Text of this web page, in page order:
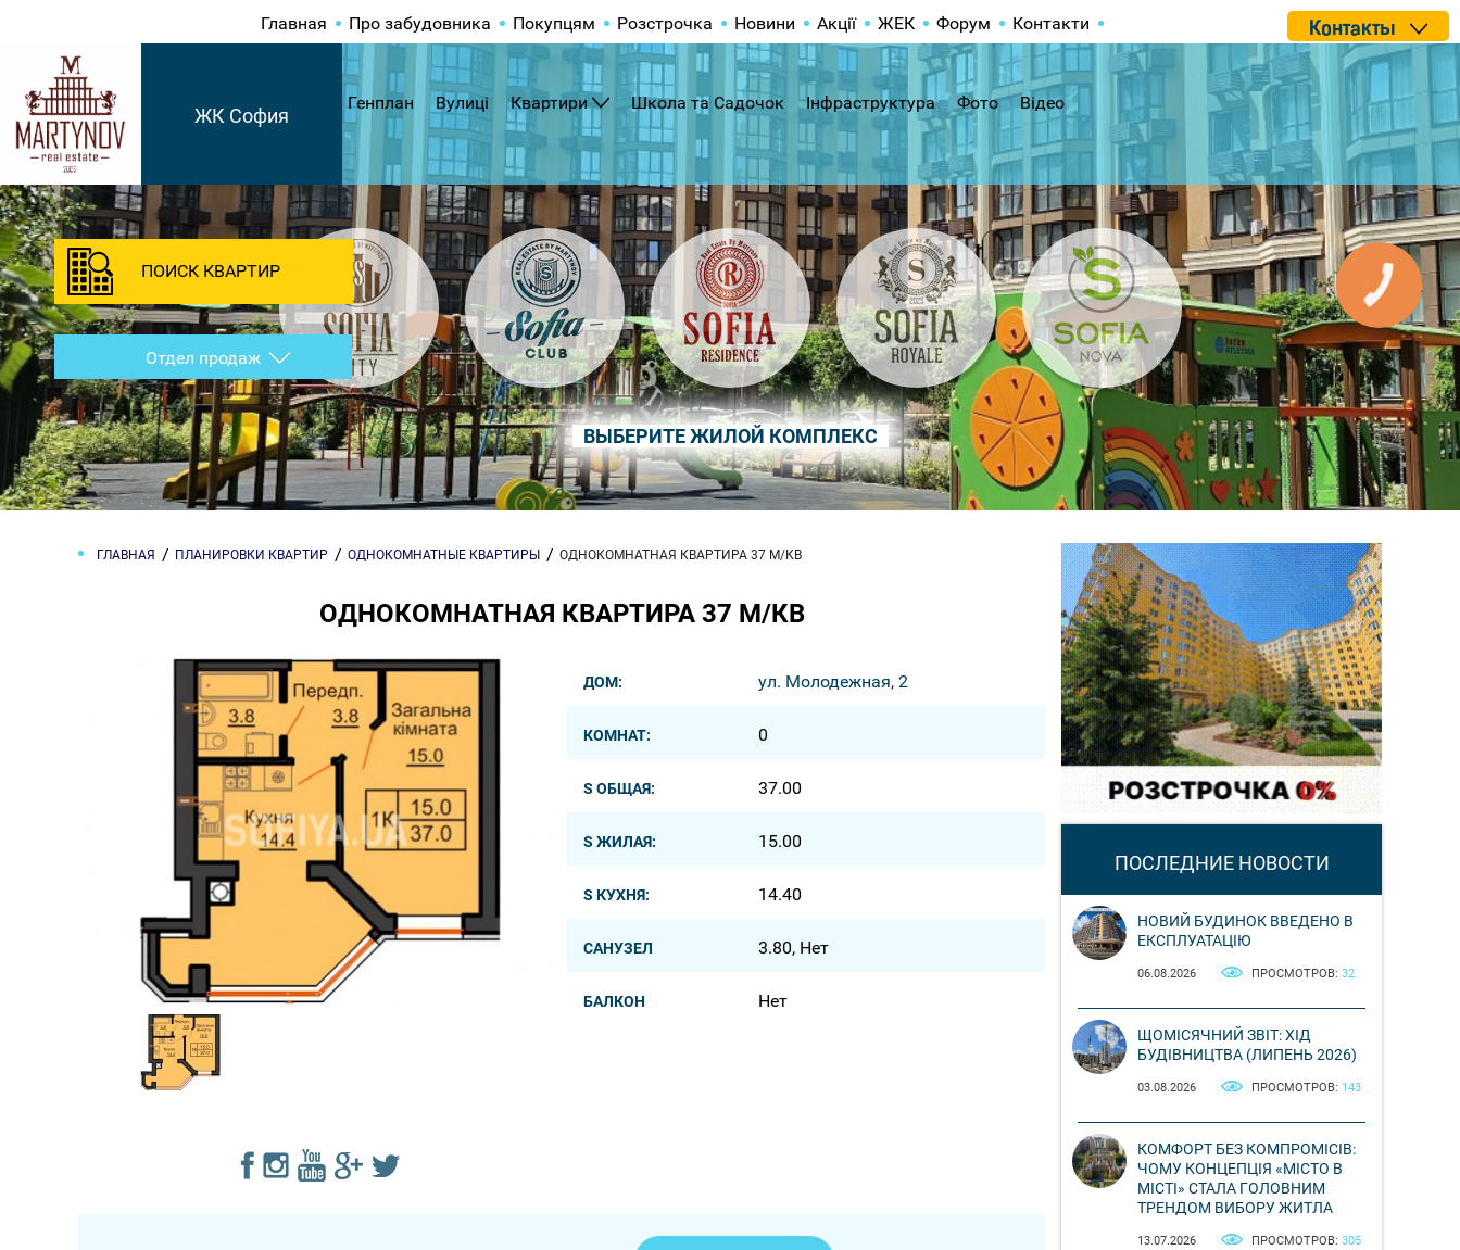
ВЫБЕРИТЕ ЖИЛОЙ КОМПЛЕКС
Главная Про забудовника Покупцям Розстрочка Новини Акції ЖЕК Форум Контакти Контакты
ЖК София
Генплан Вулиці Квартири Школа та Садочок Інфраструктура Фото Відео
ПОИСК КВАРТИР
Отдел продаж
ГЛАВНАЯ ПЛАНИРОВКИ КВАРТИР ОДНОКОМНАТНЫЕ КВАРТИРЫ ОДНОКОМНАТНАЯ КВАРТИРА 37 М/КВ
ОДНОКОМНАТНАЯ КВАРТИРА 37 М/КВ
ДОМ: ул. Молодежная, 2
КОМНАТ: 0
S ОБЩАЯ: 37.00
S ЖИЛАЯ: 15.00
S КУХНЯ: 14.40
САНУЗЕЛ 3.80, Нет
БАЛКОН Нет
ПОСЛЕДНИЕ НОВОСТИ
НОВИЙ БУДИНОК ВВЕДЕНО В
ЕКСПЛУАТАЦІЮ
06.08.2026 ПРОСМОТРОВ: 32
ЩОМІСЯЧНИЙ ЗВІТ: ХІД
БУДІВНИЦТВА (ЛИПЕНЬ 2026)
03.08.2026 ПРОСМОТРОВ: 143
КОМФОРТ БЕЗ КОМПРОМІСІВ:
ЧОМУ КОНЦЕПЦІЯ «МІСТО В
МІСТІ» СТАЛА ГОЛОВНИМ
ТРЕНДОМ ВИБОРУ ЖИТЛА
13.07.2026 ПРОСМОТРОВ: 305